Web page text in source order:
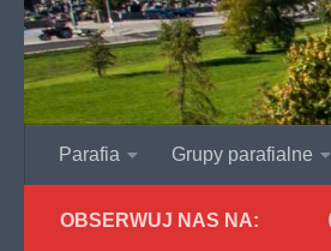
Parafia Grupy parafialne
OBSERWUJ NAS NA: